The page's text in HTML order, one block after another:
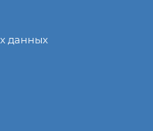
данных